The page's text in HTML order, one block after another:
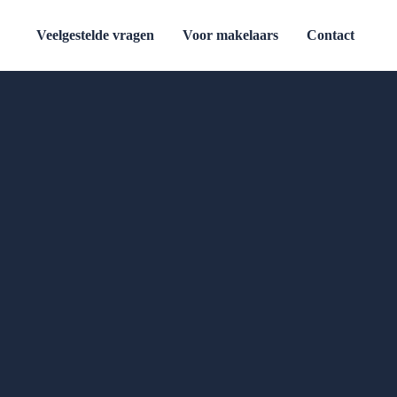
Veelgestelde vragen Voor makelaars Contact